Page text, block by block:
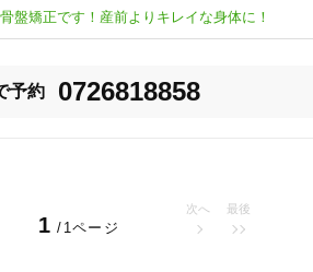
美容鍼 スポーツ鍼灸
矯正です！産前よりキレイな身体に！
予約 0726818858
1 /1ページ
次へ 最後